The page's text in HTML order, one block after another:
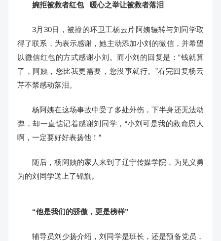
婉拒被救者红包 暖心之举让被救者落泪
3月30日，被撞的环卫工杨云芹阿姨辗转与刘同学取
得了联系，为表示感谢，她主动添加小刘的微信，并希望
以微信红包的方式感谢小刘。而小刘的回复是：“钱就算
了，阿姨，您比我更需要，您没事就行。”看完回复杨云
芹不禁感动落泪。
杨阿姨在这场事故中受了多处外伤，下半身还无法动
弹，却一直惦记着感谢刘同学，“小刘可是我的救命恩人
啊，一定要好好表扬他！”
随后，杨阿姨的家人来到了辽宁传媒学院，为见义勇
为的刘同学送上了锦旗。
“他是我们的骄傲， 更是榜样”
辅导员刘少扬介绍，刘同学是班长，还是预备党员，